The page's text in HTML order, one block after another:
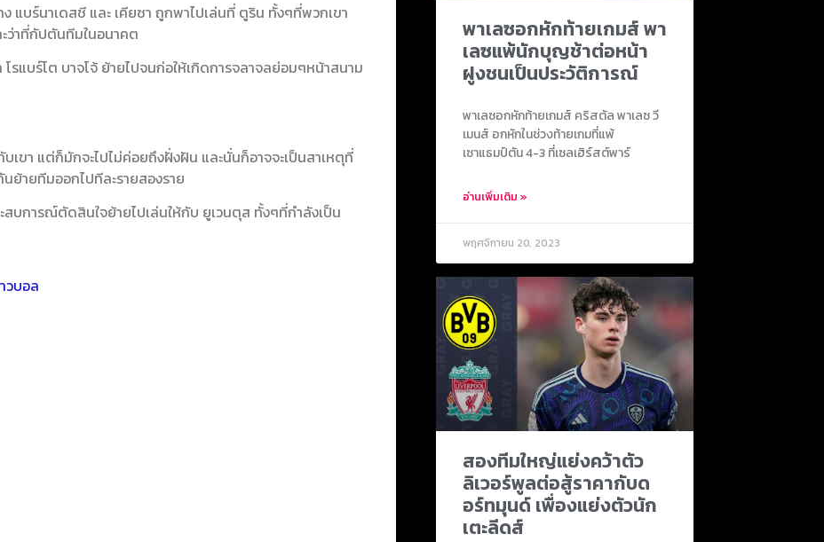
แบร์นาเดสชี และ เคียซา ถูกพาไปเล่นที่ ตูริน ทั้งๆที่พวกเขา
ว่าที่กัปตันทีมในอนาคต
รแบร์โต บาจโจ้ ย้ายไปจนก่อให้เกิดการจลาจลย่อมๆหน้าสนาม
ขา แต่ก็มักจะไปไม่ค่อยถึงฝั่งฝัน และนั่นก็อาจจะเป็นสาเหตุที่
ย้ายทีมออกไปทีละรายสองราย
สบการณ์ตัดสินใจย้ายไปเล่นให้กับ ยูเวนตุส ทั้งๆที่กำลังเป็น
วบอล
พาเลซอกหักท้ายเกมส์ พา
เลซแพ้นักบุญช้าต่อหน้า
ฝูงชนเป็นประวัติการณ์
พาเลซอกหักท้ายเกมส์ คริสตัล พาเลซ วี
เมนส์ อกหักในช่วงท้ายเกมที่แพ้
เซาแธมป์ตัน 4-3 ที่เซลเฮิร์สต์พาร์
อ่านเพิ่มเติม »
พฤศจิกายน 20, 2023
สองทีมใหญ่แย่งคว้าตัว
ลิเวอร์พูลต่อสู้ราคากับด
อร์ทมุนด์ เพื่องแย่งตัวนัก
เตะลีดส์